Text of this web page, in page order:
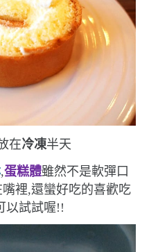
在冷凍半天
,蛋糕體雖然不是軟彈口
裡,還蠻好吃的喜歡吃
以試試喔!!